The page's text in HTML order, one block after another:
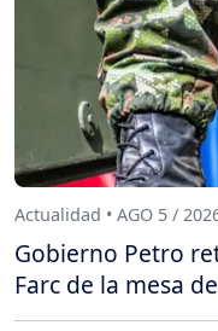
Actualidad • AGO 5 /
Gobierno Petro
Farc de la mesa